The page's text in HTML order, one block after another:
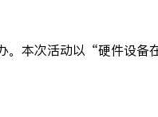
。本次活动以“硬件设备